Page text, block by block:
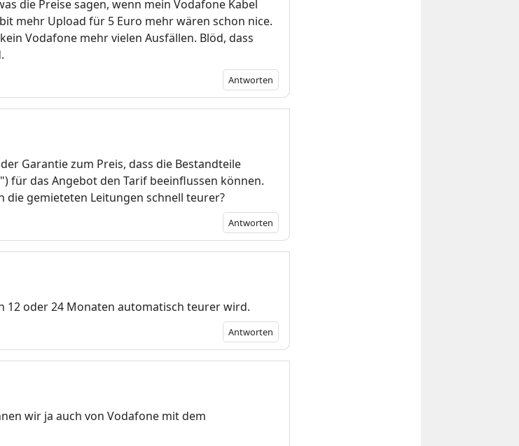
die Preise sagen, wenn mein Vodafone Kabel
mehr Upload für 5 Euro mehr wären schon nice.
Vodafone mehr vielen Ausfällen. Blöd, dass
Antworten
Garantie zum Preis, dass die Bestandteile
für das Angebot den Tarif beeinflussen können.
die gemieteten Leitungen schnell teurer?
Antworten
12 oder 24 Monaten automatisch teurer wird.
Antworten
wir ja auch von Vodafone mit dem